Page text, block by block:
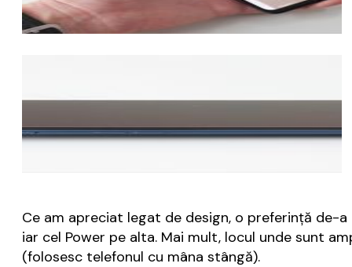
Ce am apreciat legat de design, o preferință de-
iar cel Power pe alta. Mai mult, locul unde sunt
(folosesc telefonul cu mâna stângă).